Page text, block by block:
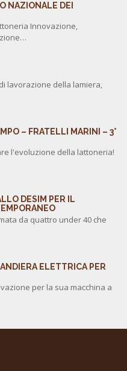
NAZIONALE DEI
Innovazione,
lavorazione della lamiera,
– FRATELLI MARINI – 3°
l'evoluzione della lattoneria!
DESIM PER IL
da quattro under 40 che
ELETTRICA PER
per la sua macchina a